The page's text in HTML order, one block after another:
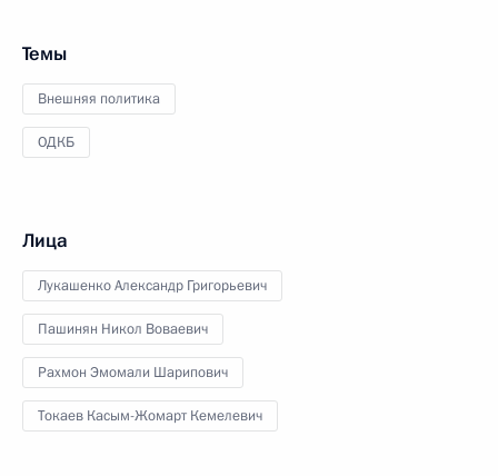
Темы
Внешняя политика
ОДКБ
Лица
Лукашенко Александр Григорьевич
Пашинян Никол Воваевич
Рахмон Эмомали Шарипович
Токаев Касым-Жомарт Кемелевич